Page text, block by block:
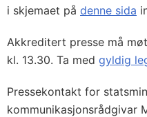
i skjemaet på denne sida
Akkreditert presse må
kl. 13.30. Ta med gyldig
Pressekontakt for
kommunikasjonsrådgivar